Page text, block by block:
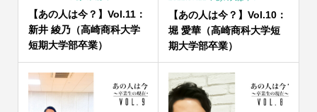
【あの人は今？】Vol.11：
新井 綾乃（高崎商科大学
短期大学部卒業）
【あの人は今？】Vol.10：
堀 愛華（高崎商科大学短
期大学部卒業）